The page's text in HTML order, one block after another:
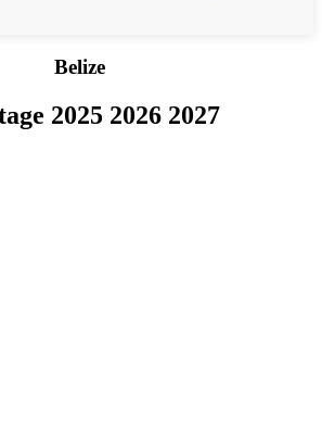
Belize
2025 2026 2027